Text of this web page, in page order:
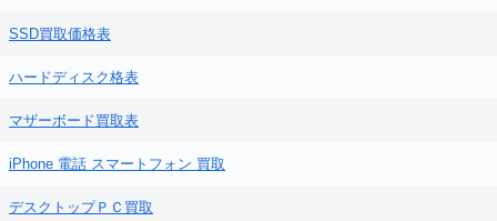
SSD買取価格表
ハードディスク格表
マザーボード買取表
iPhone 電話 スマートフォン 買取
デスクトップＰＣ買取